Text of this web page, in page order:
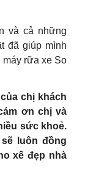
và cả những
đã giúp mình
máy rữa xe So
chị khách
ơn chị và
sức khoẻ.
luôn đồng
xế đẹp nhà